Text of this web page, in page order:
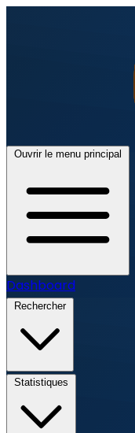
Ouvrir le menu principal
Dashboard
Rechercher
Statistiques